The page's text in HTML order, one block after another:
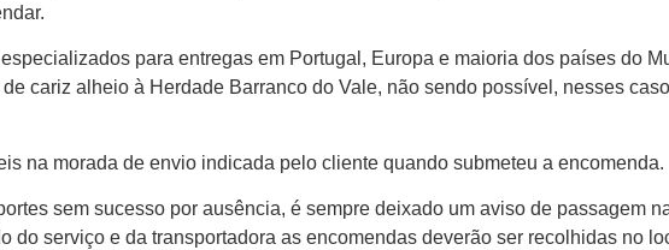
para entregas em Portugal, Europa e maioria dos países do
cariz alheio à Herdade Barranco do Vale, não sendo possível, nesses
na morada de envio indicada pelo cliente quando submeteu a encomenda.
sem sucesso por ausência, é sempre deixado um aviso de passagem
serviço e da transportadora as encomendas deverão ser recolhidas no